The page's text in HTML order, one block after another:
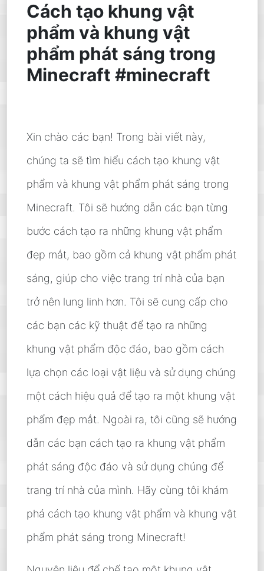
Cách tạo khung vật
phẩm và khung vật
phẩm phát sáng trong
Minecraft #minecraft
Xin chào các bạn! Trong bài viết này,
chúng ta sẽ tìm hiểu cách tạo khung vật
phẩm và khung vật phẩm phát sáng trong
Minecraft. Tôi sẽ hướng dẫn các bạn từng
bước cách tạo ra những khung vật phẩm
đẹp mắt, bao gồm cả khung vật phẩm phát
sáng, giúp cho việc trang trí nhà của bạn
trở nên lung linh hơn. Tôi sẽ cung cấp cho
các bạn các kỹ thuật để tạo ra những
khung vật phẩm độc đáo, bao gồm cách
lựa chọn các loại vật liệu và sử dụng chúng
một cách hiệu quả để tạo ra một khung vật
phẩm đẹp mắt. Ngoài ra, tôi cũng sẽ hướng
dẫn các bạn cách tạo ra khung vật phẩm
phát sáng độc đáo và sử dụng chúng để
trang trí nhà của mình. Hãy cùng tôi khám
phá cách tạo khung vật phẩm và khung vật
phẩm phát sáng trong Minecraft!